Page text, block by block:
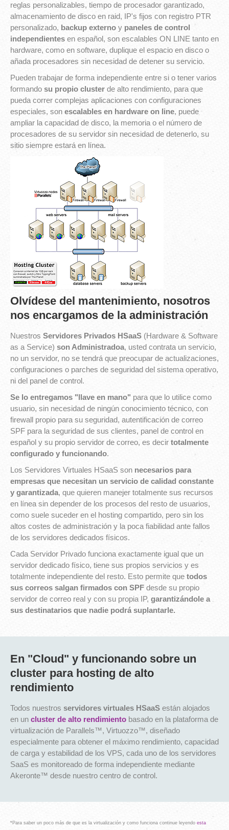
reglas personalizables, tiempo de procesador garantizado,
almacenamiento de disco en raid, IP's fijos con registro PTR
personalizado, backup externo y paneles de control
independientes en español, son escalables ON LINE tanto en
hardware, como en software, duplique el espacio en disco o
añada procesadores sin necesidad de detener su servicio.
Pueden trabajar de forma independiente entre si o tener varios
formando su propio cluster de alto rendimiento, para que
pueda correr complejas aplicaciones con configuraciones
especiales, son escalables en hardware on line, puede
ampliar la capacidad de disco, la memoria o el número de
procesadores de su servidor sin necesidad de detenerlo, su
sitio siempre estará en línea.
Olvídese del mantenimiento, nosotros
nos encargamos de la administración
Nuestros Servidores Privados HSaaS (Hardware & Software
as a Service) son Administradoa, usted contrata un servicio,
no un servidor, no se tendrá que preocupar de actualizaciones,
configuraciones o parches de seguridad del sistema operativo,
ni del panel de control.
Se lo entregamos "llave en mano" para que lo utilice como
usuario, sin necesidad de ningún conocimiento técnico, con
firewall propio para su seguridad, autentificación de correo
SPF para la seguridad de sus clientes, panel de control en
español y su propio servidor de correo, es decir totalmente
configurado y funcionando.
Los Servidores Virtuales HSaaS son necesarios para
empresas que necesitan un servicio de calidad constante
y garantizada, que quieren manejer totalmente sus recursos
en línea sin depender de los procesos del resto de usuarios,
como suele suceder en el hosting compartido, pero sin los
altos costes de administración y la poca fiabilidad ante fallos
de los servidores dedicados físicos.
Cada Servidor Privado funciona exactamente igual que un
servidor dedicado físico, tiene sus propios servicios y es
totalmente independiente del resto. Esto permite que todos
sus correos salgan firmados con SPF desde su propio
servidor de correo real y con su propia IP, garantizándole a
sus destinatarios que nadie podrá suplantarle.
En "Cloud" y funcionando sobre un
cluster para hosting de alto
rendimiento
Todos nuestros servidores virtuales HSaaS están alojados
en un cluster de alto rendimiento basado en la plataforma de
virtualización de Parallels™, Virtuozzo™, diseñado
especialmente para obtener el máximo rendimiento, capacidad
de carga y estabilidad de los VPS, cada uno de los servidores
SaaS es monitoreado de forma independiente mediante
Akeronte™ desde nuestro centro de control.
*Para saber un poco más de que es la virtualización y como funciona continue leyendo esta